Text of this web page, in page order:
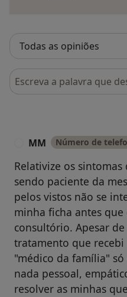
Pesquisar em opiniões
MM Número de
Relativize os
sendo paciente da
pelos vistos não se
minha ficha antes que
consultório. Apesar
tratamento que
"médico da família"
nada pessoal,
resolver as minhas